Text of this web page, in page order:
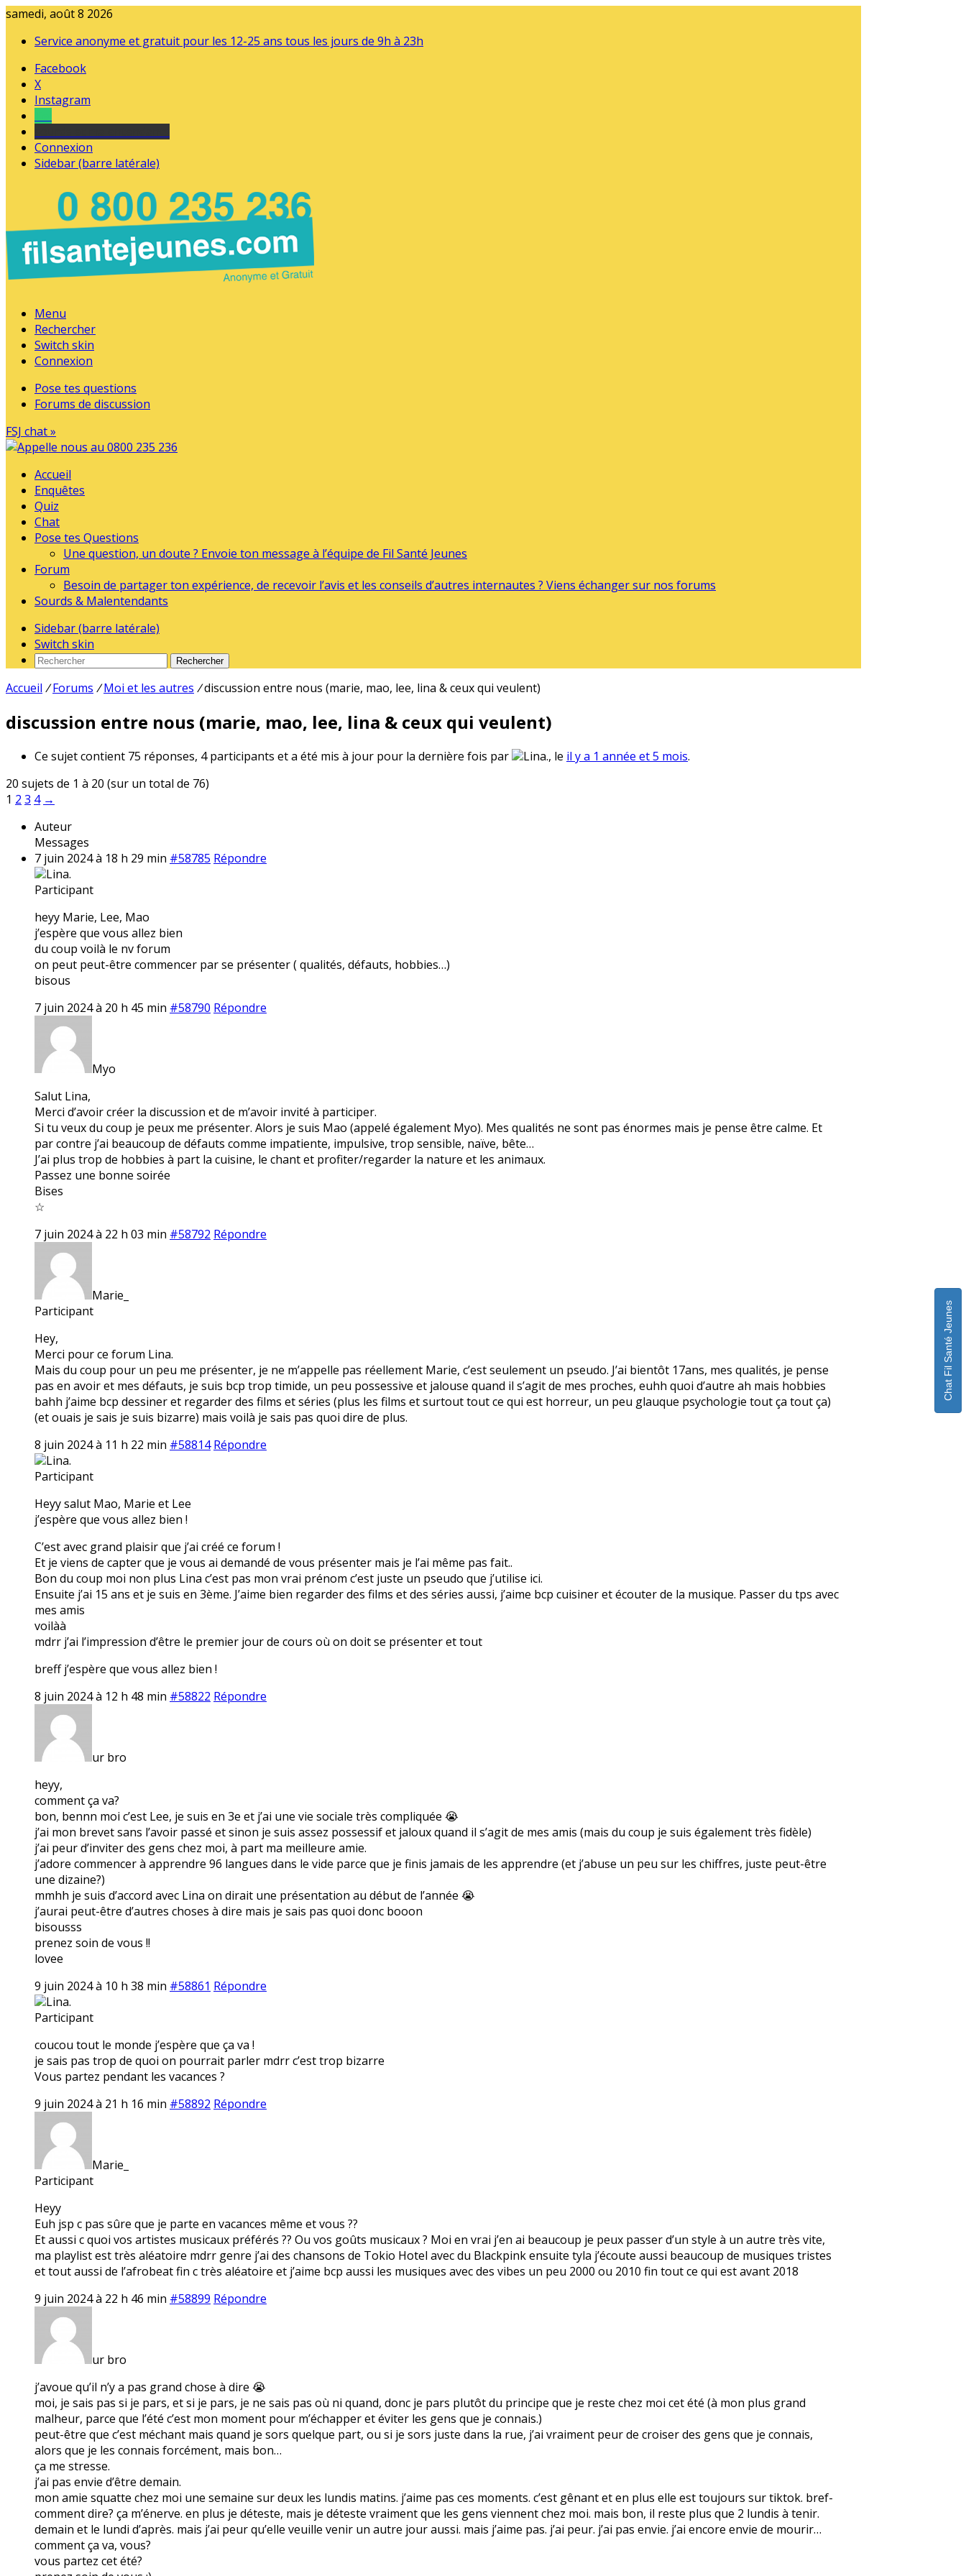
samedi, août 8 2026
Service anonyme et gratuit pour les 12-25 ans tous les jours de 9h à 23h
Facebook
X
Instagram
Connexion
Sidebar (barre latérale)
Menu
Rechercher
Switch skin
Connexion
Pose tes questions
Forums de discussion
FSJ chat »
Accueil
Enquêtes
Quiz
Chat
Pose tes Questions
Une question, un doute ? Envoie ton message à l’équipe de Fil Santé Jeunes
Forum
Besoin de partager ton expérience, de recevoir l’avis et les conseils d’autres internautes ? Viens échanger sur nos forums
Sourds & Malentendants
Sidebar (barre latérale)
Switch skin
Rechercher
Accueil / Forums / Moi et les autres /discussion entre nous (marie, mao, lee, lina & ceux qui veulent)
discussion entre nous (marie, mao, lee, lina & ceux qui veulent)
Ce sujet contient 75 réponses, 4 participants et a été mis à jour pour la dernière fois par Lina., le il y a 1 année et 5 mois.
20 sujets de 1 à 20 (sur un total de 76)
1 2 3 4 →
Auteur
Messages
7 juin 2024 à 18 h 29 min #58785 Répondre
Lina.
Participant
heyy Marie, Lee, Mao
j’espère que vous allez bien
du coup voilà le nv forum
on peut peut-être commencer par se présenter ( qualités, défauts, hobbies…)
bisous
7 juin 2024 à 20 h 45 min #58790 Répondre
Myo
Salut Lina,
Merci d’avoir créer la discussion et de m’avoir invité à participer.
Si tu veux du coup je peux me présenter. Alors je suis Mao (appelé également Myo). Mes qualités ne sont pas énormes mais je pense être calme. Et
par contre j’ai beaucoup de défauts comme impatiente, impulsive, trop sensible, naïve, bête…
J’ai plus trop de hobbies à part la cuisine, le chant et profiter/regarder la nature et les animaux.
Passez une bonne soirée
Bises
☆
7 juin 2024 à 22 h 03 min #58792 Répondre
Marie_
Participant
Hey,
Merci pour ce forum Lina.
Mais du coup pour un peu me présenter, je ne m’appelle pas réellement Marie, c’est seulement un pseudo. J’ai bientôt 17ans, mes qualités, je pense
pas en avoir et mes défauts, je suis bcp trop timide, un peu possessive et jalouse quand il s’agit de mes proches, euhh quoi d’autre ah mais hobbies
bahh j’aime bcp dessiner et regarder des films et séries (plus les films et surtout tout ce qui est horreur, un peu glauque psychologie tout ça tout ça)
(et ouais je sais je suis bizarre) mais voilà je sais pas quoi dire de plus.
8 juin 2024 à 11 h 22 min #58814 Répondre
Lina.
Participant
Heyy salut Mao, Marie et Lee
j’espère que vous allez bien !
C’est avec grand plaisir que j’ai créé ce forum !
Et je viens de capter que je vous ai demandé de vous présenter mais je l’ai même pas fait..
Bon du coup moi non plus Lina c’est pas mon vrai prénom c’est juste un pseudo que j’utilise ici.
Ensuite j’ai 15 ans et je suis en 3ème. J’aime bien regarder des films et des séries aussi, j’aime bcp cuisiner et écouter de la musique. Passer du tps avec
mes amis
voilàà
mdrr j’ai l’impression d’être le premier jour de cours où on doit se présenter et tout
breff j’espère que vous allez bien !
8 juin 2024 à 12 h 48 min #58822 Répondre
ur bro
heyy,
comment ça va?
bon, bennn moi c’est Lee, je suis en 3e et j’ai une vie sociale très compliquée 😭
j’ai mon brevet sans l’avoir passé et sinon je suis assez possessif et jaloux quand il s’agit de mes amis (mais du coup je suis également très fidèle)
j’ai peur d’inviter des gens chez moi, à part ma meilleure amie.
j’adore commencer à apprendre 96 langues dans le vide parce que je finis jamais de les apprendre (et j’abuse un peu sur les chiffres, juste peut-être
une dizaine?)
mmhh je suis d’accord avec Lina on dirait une présentation au début de l’année 😭
j’aurai peut-être d’autres choses à dire mais je sais pas quoi donc booon
bisousss
prenez soin de vous !!
lovee
9 juin 2024 à 10 h 38 min #58861 Répondre
Lina.
Participant
coucou tout le monde j’espère que ça va !
je sais pas trop de quoi on pourrait parler mdrr c’est trop bizarre
Vous partez pendant les vacances ?
9 juin 2024 à 21 h 16 min #58892 Répondre
Marie_
Participant
Heyy
Euh jsp c pas sûre que je parte en vacances même et vous ??
Et aussi c quoi vos artistes musicaux préférés ?? Ou vos goûts musicaux ? Moi en vrai j’en ai beaucoup je peux passer d’un style à un autre très vite,
ma playlist est très aléatoire mdrr genre j’ai des chansons de Tokio Hotel avec du Blackpink ensuite tyla j’écoute aussi beaucoup de musiques tristes
et tout aussi de l’afrobeat fin c très aléatoire et j’aime bcp aussi les musiques avec des vibes un peu 2000 ou 2010 fin tout ce qui est avant 2018
9 juin 2024 à 22 h 46 min #58899 Répondre
ur bro
j’avoue qu’il n’y a pas grand chose à dire 😭
moi, je sais pas si je pars, et si je pars, je ne sais pas où ni quand, donc je pars plutôt du principe que je reste chez moi cet été (à mon plus grand
malheur, parce que l’été c’est mon moment pour m’échapper et éviter les gens que je connais.)
peut-être que c’est méchant mais quand je sors quelque part, ou si je sors juste dans la rue, j’ai vraiment peur de croiser des gens que je connais,
alors que je les connais forcément, mais bon…
ça me stresse.
j’ai pas envie d’être demain.
mon amie squatte chez moi une semaine sur deux les lundis matins. j’aime pas ces moments. c’est gênant et en plus elle est toujours sur tiktok. bref-
comment dire? ça m’énerve. en plus je déteste, mais je déteste vraiment que les gens viennent chez moi. mais bon, il reste plus que 2 lundis à tenir.
demain et le lundi d’après. mais j’ai peur qu’elle veuille venir un autre jour aussi. mais j’aime pas. j’ai peur. j’ai pas envie. j’ai encore envie de mourir…
comment ça va, vous?
vous partez cet été?
Chat Fil Santé Jeunes